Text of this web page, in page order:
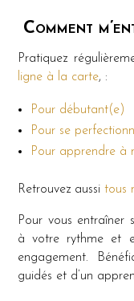
Comment
Pratiquez
ligne à la carte, :
Pour débutant(e)
Pour se
Pour apprendre à
Retrouvez aussitous
Pour vous entraîner
à votre rythme et
engagement.
guidés et d’un